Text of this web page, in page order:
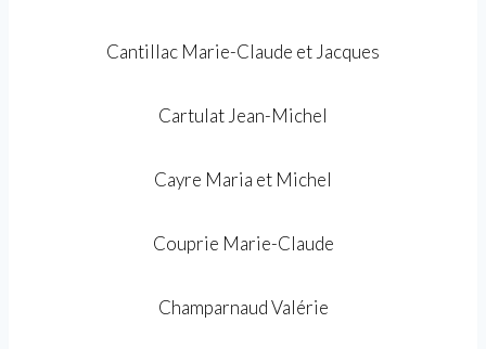
Cantillac Marie-Claude et Jacques
Cartulat Jean-Michel
Cayre Maria et Michel
Couprie Marie-Claude
Champarnaud Valérie